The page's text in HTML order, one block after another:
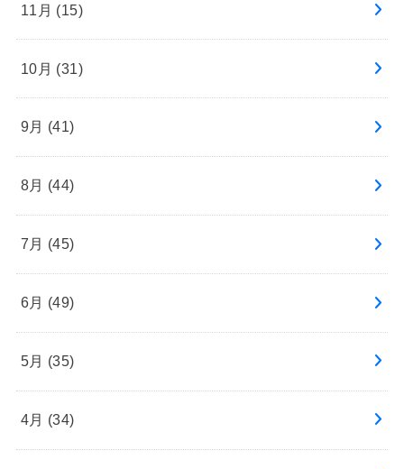
11月 (15)
10月 (31)
9月 (41)
8月 (44)
7月 (45)
6月 (49)
5月 (35)
4月 (34)